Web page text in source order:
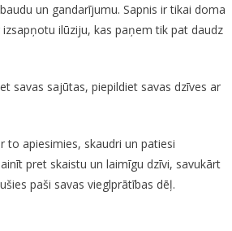
un gandarījumu. Sapnis ir tikai doma
ilūziju, kas paņem tik pat daudz
savas sajūtas, piepildiet savas dzīves ar
to apiesimies, skaudri un patiesi
pret skaistu un laimīgu dzīvi, savukārt
paši savas vieglprātības dēļ.